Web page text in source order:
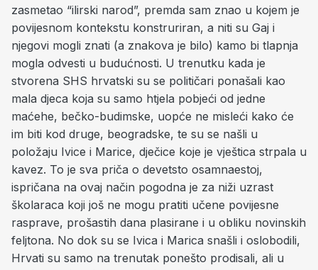
zasmetao “ilirski narod”, premda sam znao u kojem je
povijesnom kontekstu konstruriran, a niti su Gaj i
njegovi mogli znati (a znakova je bilo) kamo bi tlapnja
mogla odvesti u budućnosti. U trenutku kada je
stvorena SHS hrvatski su se političari ponašali kao
mala djeca koja su samo htjela pobjeći od jedne
maćehe, bečko-budimske, uopće ne misleći kako će
im biti kod druge, beogradske, te su se našli u
položaju Ivice i Marice, dječice koje je vještica strpala u
kavez. To je sva priča o devetsto osamnaestoj,
ispričana na ovaj način pogodna je za niži uzrast
školaraca koji još ne mogu pratiti učene povijesne
rasprave, prošastih dana plasirane i u obliku novinskih
feljtona. No dok su se Ivica i Marica snašli i oslobodili,
Hrvati su samo na trenutak ponešto prodisali, ali u